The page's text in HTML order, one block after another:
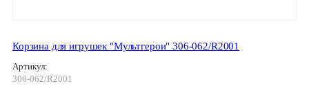
Корзина для игрушек "Мультгерои" 306-062/R2001
Артикул:
306-062/R2001